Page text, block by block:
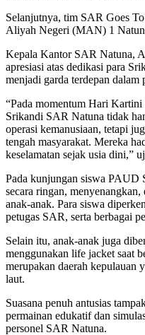
Selanjutnya, tim SAR Goes
Aliyah Negeri (MAN) 1
Kepala Kantor SAR Natuna,
apresiasi atas dedikasi para
menjadi garda terdepan dalam
“Pada momentum Hari
Srikandi SAR Natuna tidak
operasi kemanusiaan, tetapi
tengah masyarakat. Mereka
keselamatan sejak usia dini,”
Pada kunjungan siswa PAUD
secara ringan,
anak-anak. Para siswa
petugas SAR, serta berbagai
Selain itu, anak-anak juga
menggunakan life jacket saat
merupakan daerah kepulauan
laut.
Suasana penuh antusias
permainan edukatif dan
personel SAR Natuna.